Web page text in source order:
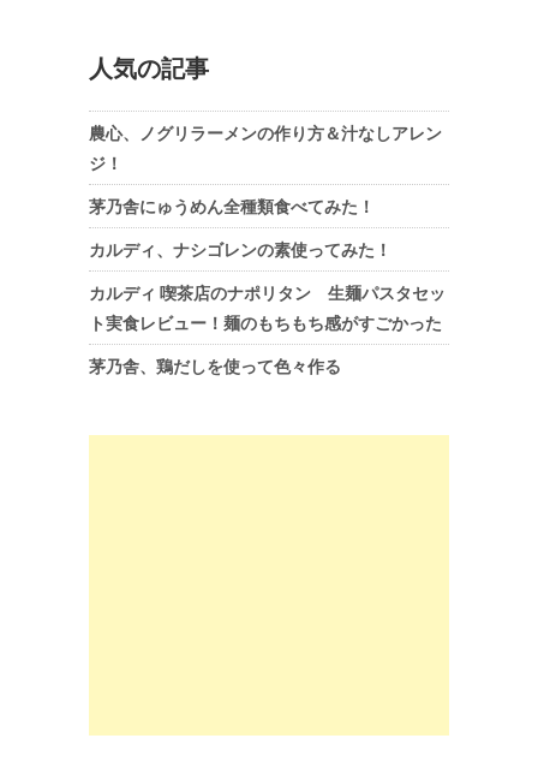
人気の記事
農心、ノグリラーメンの作り方＆汁なしアレン
ジ！
茅乃舎にゅうめん全種類食べてみた！
カルディ、ナシゴレンの素使ってみた！
カルディ 喫茶店のナポリタン 生麺パスタセッ
ト実食レビュー！麺のもちもち感がすごかった
茅乃舎、鶏だしを使って色々作る